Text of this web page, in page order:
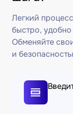
Легкий
быстро,
Обменяйте
и